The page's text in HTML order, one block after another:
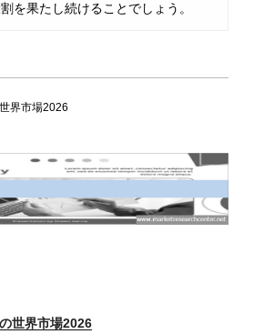
を果たし続けることでしょう。
界市場2026
世界市場2026